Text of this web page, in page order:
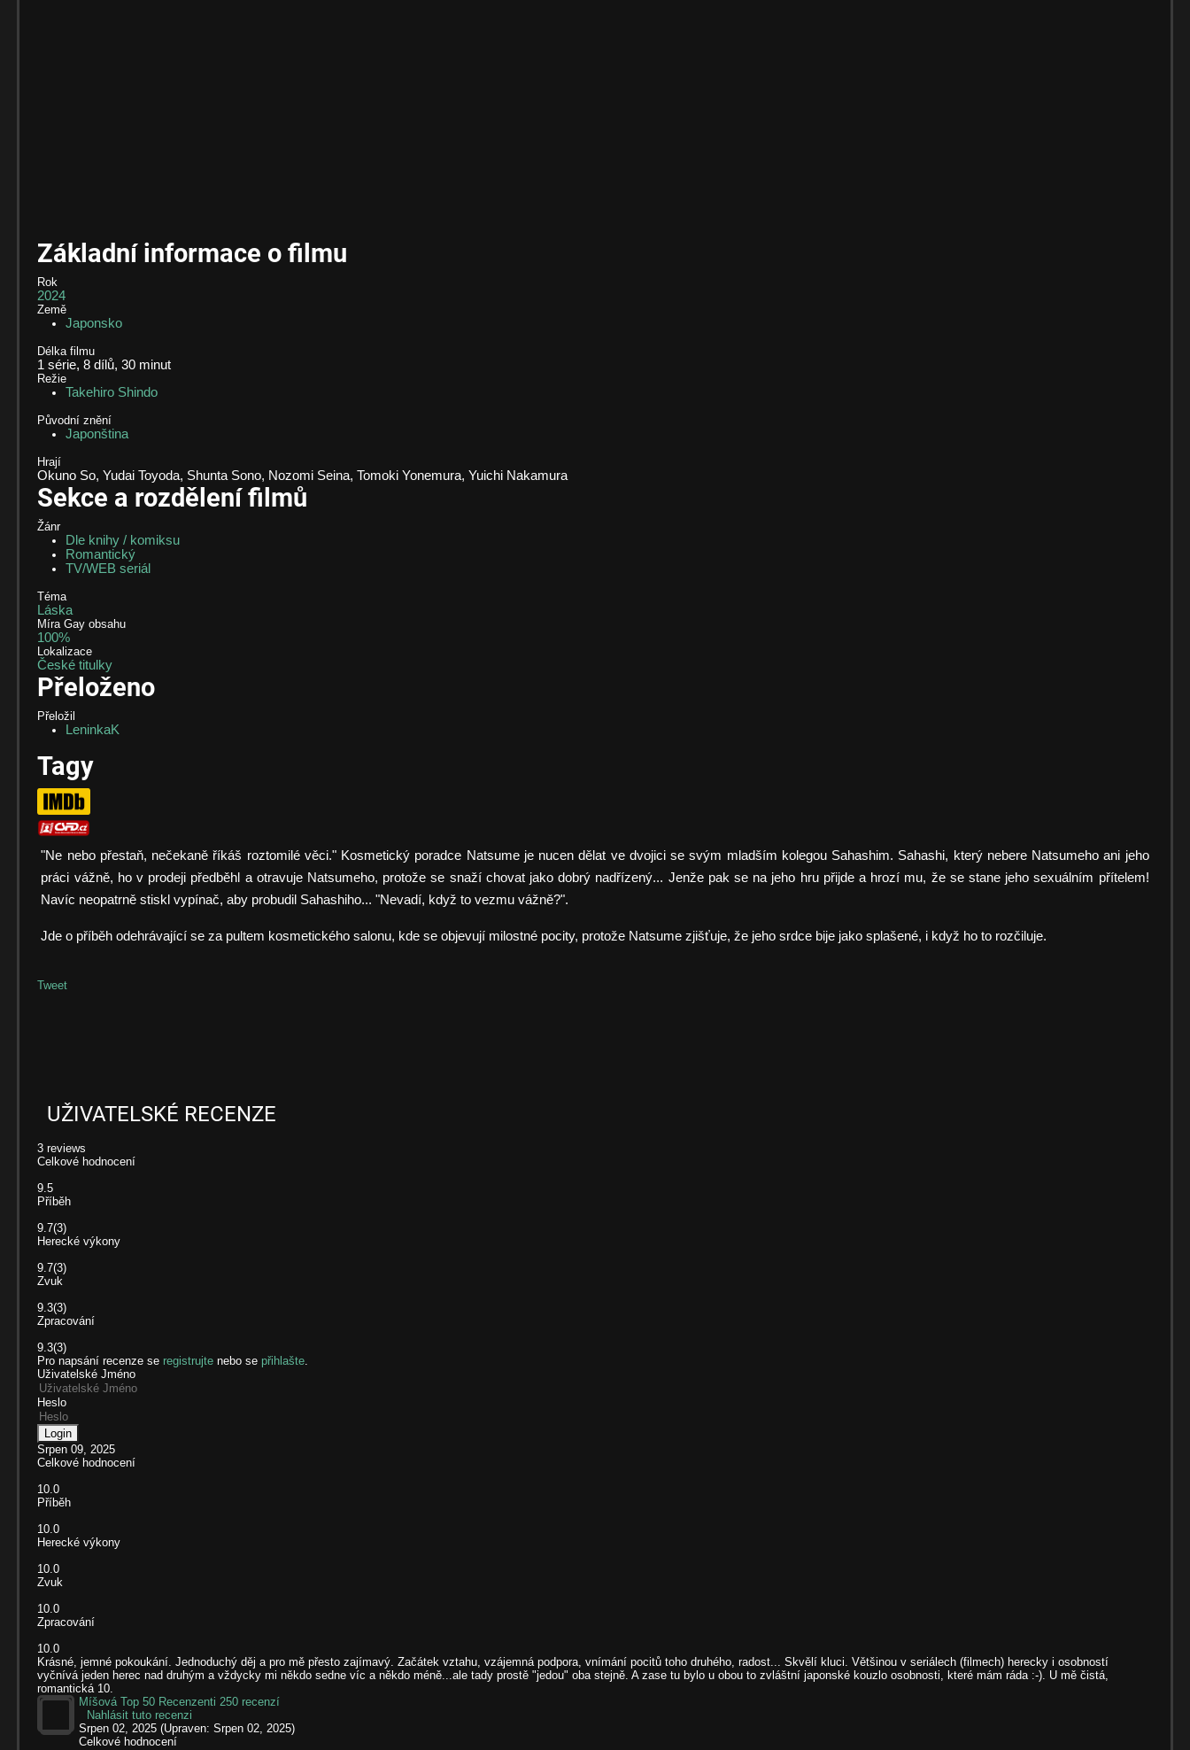
Základní informace o filmu
Rok
2024
Země
Japonsko
Délka filmu
1 série, 8 dílů, 30 minut
Režie
Takehiro Shindo
Původní znění
Japonština
Hrají
Okuno So, Yudai Toyoda, Shunta Sono, Nozomi Seina, Tomoki Yonemura, Yuichi Nakamura
Sekce a rozdělení filmů
Žánr
Dle knihy / komiksu
Romantický
TV/WEB seriál
Téma
Láska
Míra Gay obsahu
100%
Lokalizace
České titulky
Přeloženo
Přeložil
LeninkaK
Tagy
"Ne nebo přestaň, nečekaně říkáš roztomilé věci." Kosmetický poradce Natsume je nucen dělat ve dvojici se svým mladším kolegou Sahashim. Sahashi, který nebere Natsumeho ani jeho
práci vážně, ho v prodeji předběhl a otravuje Natsumeho, protože se snaží chovat jako dobrý nadřízený... Jenže pak se na jeho hru přijde a hrozí mu, že se stane jeho sexuálním přítelem!
Navíc neopatrně stiskl vypínač, aby probudil Sahashiho... "Nevadí, když to vezmu vážně?".
Jde o příběh odehrávající se za pultem kosmetického salonu, kde se objevují milostné pocity, protože Natsume zjišťuje, že jeho srdce bije jako splašené, i když ho to rozčiluje.
Tweet
UŽIVATELSKÉ RECENZE
3 reviews
Celkové hodnocení
9.5
Příběh
9.7(3)
Herecké výkony
9.7(3)
Zvuk
9.3(3)
Zpracování
9.3(3)
Pro napsání recenze se registrujte nebo se přihlašte.
Uživatelské Jméno
Heslo
Login
Srpen 09, 2025
Celkové hodnocení
10.0
Příběh
10.0
Herecké výkony
10.0
Zvuk
10.0
Zpracování
10.0
Krásné, jemné pokoukání. Jednoduchý děj a pro mě přesto zajímavý. Začátek vztahu, vzájemná podpora, vnímání pocitů toho druhého, radost... Skvělí kluci. Většinou v seriálech (filmech) herecky i osobností
vyčnívá jeden herec nad druhým a vždycky mi někdo sedne víc a někdo méně...ale tady prostě "jedou" oba stejně. A zase tu bylo u obou to zvláštní japonské kouzlo osobnosti, které mám ráda :-). U mě čistá,
romantická 10.
Míšová Top 50 Recenzenti 250 recenzí
Nahlásit tuto recenzi
Srpen 02, 2025 (Upraven: Srpen 02, 2025)
Celkové hodnocení